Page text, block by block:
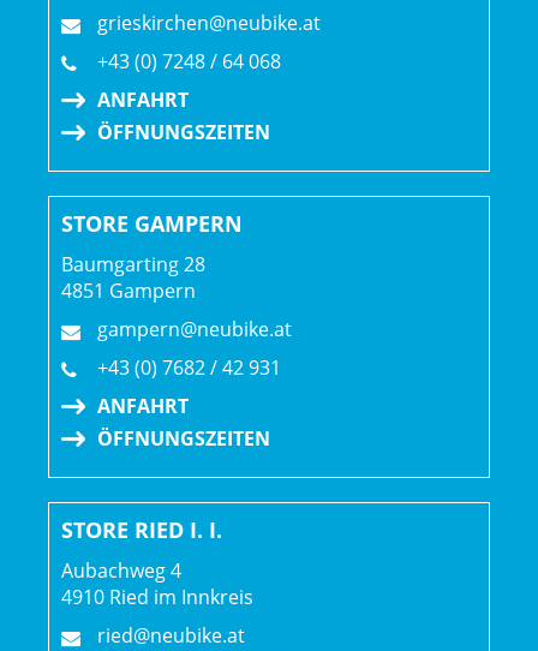
Akkuposition: Akku am Rahmen
Motor: Bosch Performance Line CX (Europa und Asien-
Pazifik: 25 km/h, USA und Rest der Welt: 32 km/h)
Motorposition: Tretlager
Display: Bosch Purion 200
Displayposition: Lenker (zentral)
grieskirchen@neubike.at
+43 (0) 7248 / 64 068
ANFAHRT
ÖFFNUNGSZEITEN
STORE GAMPERN
Baumgarting 28
4851 Gampern
gampern@neubike.at
+43 (0) 7682 / 42 931
ANFAHRT
ÖFFNUNGSZEITEN
STORE RIED I. I.
Aubachweg 4
4910 Ried im Innkreis
ried@neubike.at